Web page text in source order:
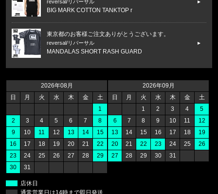
2026年08月
日
月 火 水 木 金
土
1
2
3 4 5 6 7
8
9
10 11 12 13 14
15
16
17 18 19 20 21
22
23
24 25 26 27 28
29
30
31
2026年09月
日
月 火 水 木 金
土
1
2 3 4
5
6
7 8 9 10 11
12
13
14 15 16 17 18
19
20
21 22 23 24 25
26
27
28 29 30 31
店休日
通常営業日は14時まで即日発送
reversal/リバーサル
BIG MARK COTTON TANKTOP r
東京都のお客様ご注文ありがとうございます。
reversal/リバーサル
MANDALAS SHORT RASH GUARD
HUF/ハフ
DEPENDABLE SWEATER KN8011
東京都のお客様ご注文ありがとうございます。
BEN DAVIS/ベンデイビス
ROADSIDE VNTG TEE C-26580
福岡県のお客様ご注文ありがとうございます。